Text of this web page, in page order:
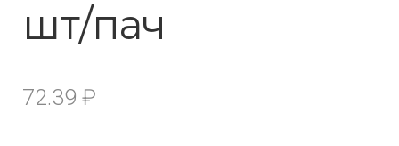
шт/пач
72.39 ₽